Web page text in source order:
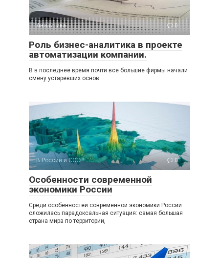
Аналитика 0
Роль бизнес-аналитика в проекте
автоматизации компании.
В в последнее время почти все большие фирмы начали
смену устаревших основ
В России и СССР 0
Особенности современной
экономики России
Среди особенностей современной экономики России
сложилась парадоксальная ситуация: самая большая
страна мира по территории,